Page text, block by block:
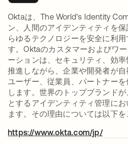
Oktaは、The World’s Identity
ン、人間のアイデンティティを
らゆるテクノロジーを安全に利
す。Oktaのカスタマーおよびワ
ーションは、セキュリティ、効
推進しながら、企業や開発者が自
ユーザー、従業員、パートナー
します。世界のトップブランド
とするアイデンティティ管理に
ます。その理由については以下を
https://www.okta.com/jp/新しい